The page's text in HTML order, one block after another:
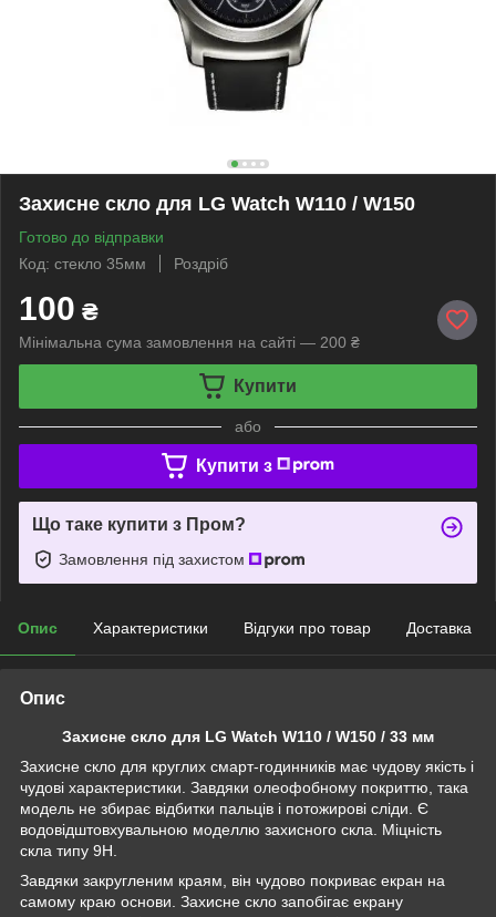
Захисне скло для LG Watch W110 / W150
Готово до відправки
Код: стекло 35мм
Роздріб
100 ₴
Мінімальна сума замовлення на сайті — 200 ₴
Купити
або
Купити з
Що таке купити з Пром?
Замовлення під захистом
Опис Характеристики Відгуки про товар Доставка
Опис
Захисне скло для LG Watch W110 / W150 / 33 мм
Захисне скло для круглих смарт-годинників має чудову якість і
чудові характеристики. Завдяки олеофобному покриттю, така
модель не збирає відбитки пальців і потожирові сліди. Є
водовідштовхувальною моделлю захисного скла. Міцність
скла типу 9Н.
Завдяки закругленим краям, він чудово покриває екран на
самому краю основи. Захисне скло запобігає екрану